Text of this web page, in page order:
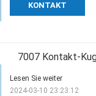
KONTAKT
7007 Kontakt-
Lesen Sie weiter
2024-03-10 23:23:12